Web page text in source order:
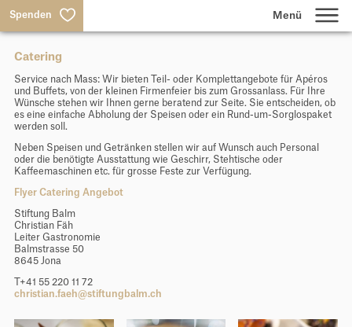
Spenden
Suche
Jobs
Lernen
Wohnen & Arbeiten
Produktion & Dienstleistungen
Über uns
Catering
Service nach Mass: Wir bieten Teil- oder Komplettangebote für Apéros
und Buffets, von der kleinen Firmenfeier bis zum Grossanlass. Für Ihre
Wünsche stehen wir Ihnen gerne beratend zur Seite. Sie entscheiden, ob
es eine einfache Abholung der Speisen oder ein Rund-um-Sorglospaket
werden soll.
Neben Speisen und Getränken stellen wir auf Wunsch auch Personal
oder die benötigte Ausstattung wie Geschirr, Stehtische oder
Kaffeemaschinen etc. für grosse Feste zur Verfügung.
Flyer Catering Angebot
Stiftung Balm
Christian Fäh
Leiter Gastronomie
Balmstrasse 50
8645 Jona
T+41 55 220 11 72
christian.faeh@stiftungbalm.ch